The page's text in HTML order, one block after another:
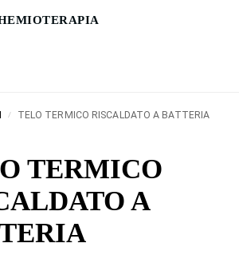
/ TELO TERMICO RISCALDATO A BATTERIA
TERMICO
A